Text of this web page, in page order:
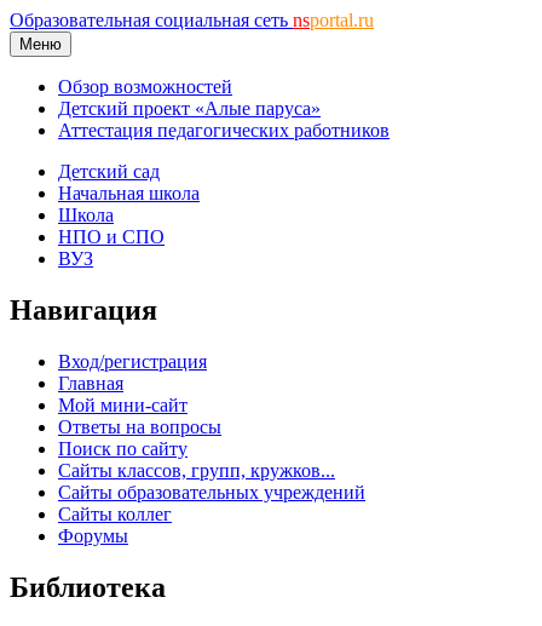
Образовательная социальная сеть nsportal.ru
Меню
Обзор возможностей
Детский проект «Алые паруса»
Аттестация педагогических работников
Детский сад
Начальная школа
Школа
НПО и СПО
ВУЗ
Навигация
Вход/регистрация
Главная
Мой мини-сайт
Ответы на вопросы
Поиск по сайту
Сайты классов, групп, кружков...
Сайты образовательных учреждений
Сайты коллег
Форумы
Библиотека